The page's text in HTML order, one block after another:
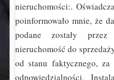
nieruchomości:.
poinformowało mnie, że
podane zostały przez
nieruchomość do
od stanu faktycznego,
odpowiedzialności.